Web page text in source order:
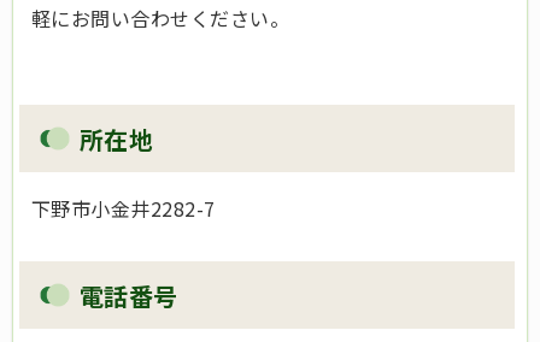
軽にお問い合わせください。
所在地
下野市小金井2282-7
電話番号